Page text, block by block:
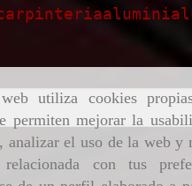
utiliza cookies
permiten mejorar la
analizar el uso de la web y
con tus